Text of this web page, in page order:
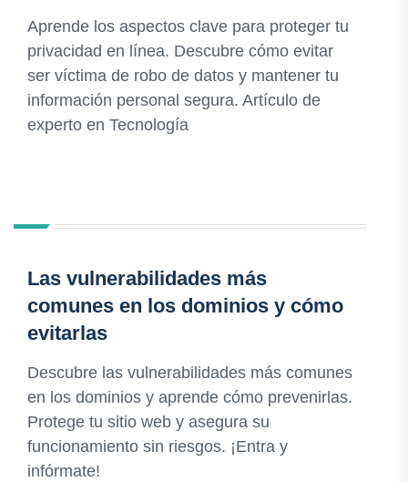
Aprende los aspectos clave para proteger tu
privacidad en línea. Descubre cómo evitar
ser víctima de robo de datos y mantener tu
información personal segura. Artículo de
experto en Tecnología
Las vulnerabilidades más
comunes en los dominios y cómo
evitarlas
Descubre las vulnerabilidades más comunes
en los dominios y aprende cómo prevenirlas.
Protege tu sitio web y asegura su
funcionamiento sin riesgos. ¡Entra y
infórmate!